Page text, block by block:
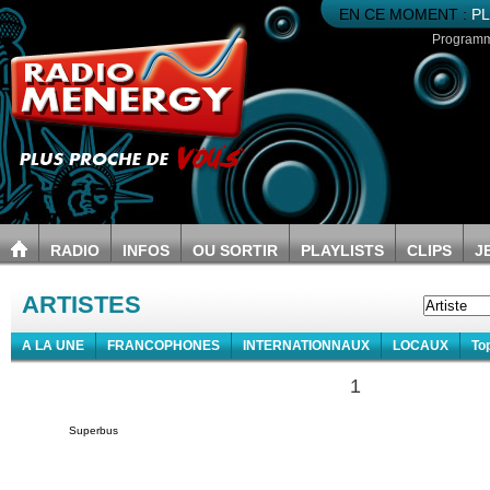
EN CE MOMENT :
RADIO INFOS OU SORTIR PLAYLISTS CLIPS
ARTISTES
A LA UNE FRANCOPHONES INTERNATIONNAUX LOCAUX
1
Superbus